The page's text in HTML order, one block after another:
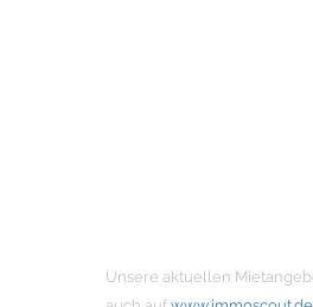
Unsere aktuellen